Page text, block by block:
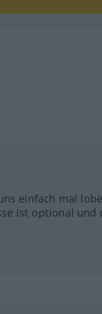
einfach mal
ist optional und